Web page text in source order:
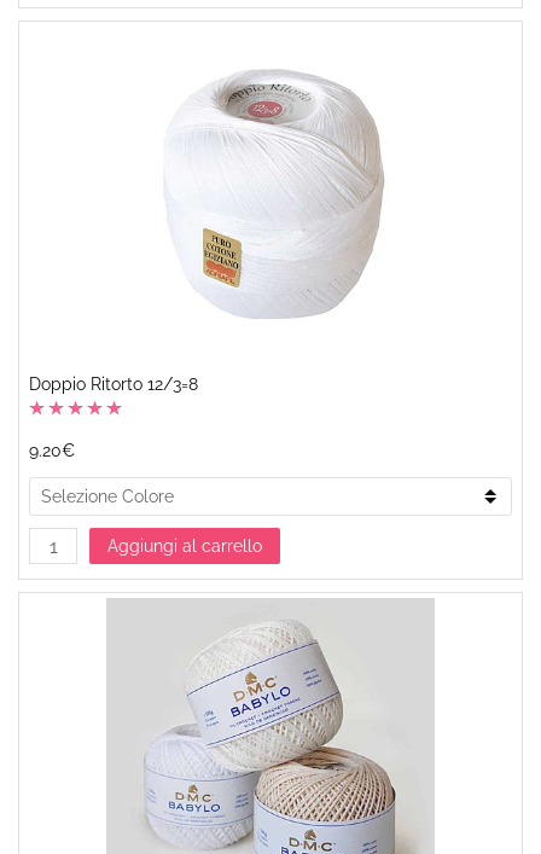
Doppio Ritorto 12/3=8
9.20€
Aggiungi al carrello